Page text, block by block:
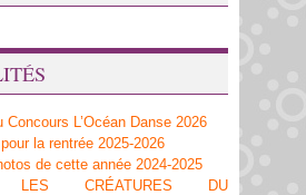
Concours L’Océan Danse 2026
la rentrée 2025-2026
de cette année 2024-2025
LES CRÉATURES DU